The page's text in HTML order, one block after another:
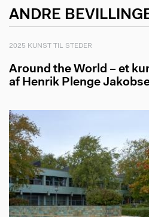
ANDRE
2025 KUNST TIL STEDER
Around the World – et
af Henrik Plenge